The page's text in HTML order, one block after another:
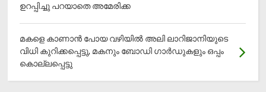
ഉറപ്പിച്ചു പറയാതെ അമേരിക്ക
മകളെ കാണാന്‍ പോയ വഴിയില്‍ അലി ലാറിജാനിയുടെ
വിധി കുറിക്കപ്പെട്ടു, മകനും ബോഡി ഗാര്‍ഡുകളും ഒപ്പം
കൊല്ലപ്പെട്ടു